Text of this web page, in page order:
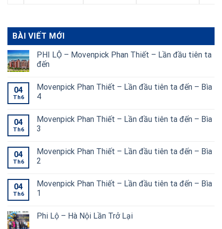
BÀI VIẾT MỚI
PHI LỘ – Movenpick Phan Thiết – Lần đầu tiên ta
đến
04
Th6
Movenpick Phan Thiết – Lần đầu tiên ta đến – Bìa
4
04
Th6
Movenpick Phan Thiết – Lần đầu tiên ta đến – Bìa
3
04
Th6
Movenpick Phan Thiết – Lần đầu tiên ta đến – Bìa
2
04
Th6
Movenpick Phan Thiết – Lần đầu tiên ta đến – Bìa
1
Phi Lộ – Hà Nội Lần Trở Lại